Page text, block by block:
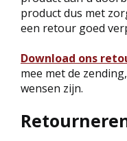
product dus met
een retour goed
Download ons
mee met de
wensen zijn.